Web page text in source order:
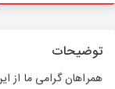
توضیحات
همراهان گرامی ما از